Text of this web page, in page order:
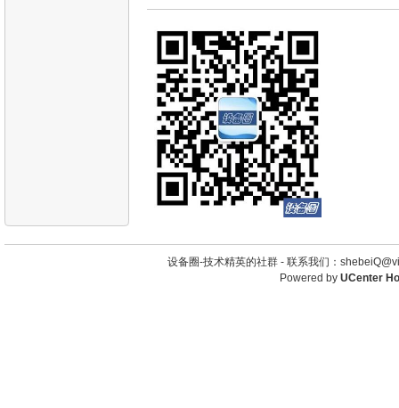
设备圈-技术精英的社群 - 联系我们：
Powered by UCenter